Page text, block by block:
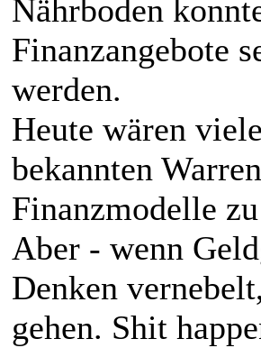
Nährboden
Finanzangebote
werden.
Heute wären
bekannten
Finanzmodelle
Aber - wenn
Denken
gehen. Shit